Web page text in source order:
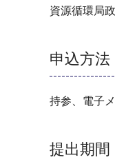
資源循環局
申込方法
持参、電子
提出期間